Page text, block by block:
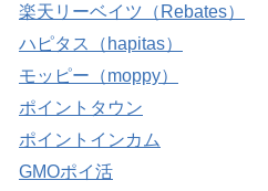
楽天リーベイツ（Rebates）
ハピタス（hapitas）
モッピー（moppy）
ポイントタウン
ポイントインカム
GMOポイ活